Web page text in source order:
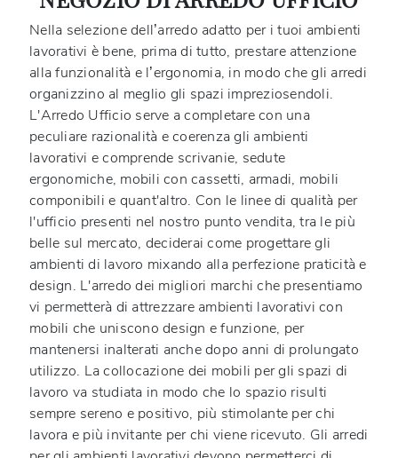
Nella selezione dell’arredo adatto per i tuoi ambienti
lavorativi è bene, prima di tutto, prestare attenzione
alla funzionalità e l’ergonomia, in modo che gli arredi
organizzino al meglio gli spazi impreziosendoli.
L'Arredo Ufficio serve a completare con una
peculiare razionalità e coerenza gli ambienti
lavorativi e comprende scrivanie, sedute
ergonomiche, mobili con cassetti, armadi, mobili
componibili e quant'altro. Con le linee di qualità per
l'ufficio presenti nel nostro punto vendita, tra le più
belle sul mercato, deciderai come progettare gli
ambienti di lavoro mixando alla perfezione praticità e
design. L'arredo dei migliori marchi che presentiamo
vi permetterà di attrezzare ambienti lavorativi con
mobili che uniscono design e funzione, per
mantenersi inalterati anche dopo anni di prolungato
utilizzo. La collocazione dei mobili per gli spazi di
lavoro va studiata in modo che lo spazio risulti
sempre sereno e positivo, più stimolante per chi
lavora e più invitante per chi viene ricevuto. Gli arredi